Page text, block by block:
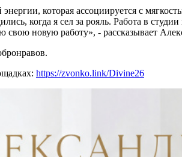
энергии, которая ассоциируется с
когда я сел за рояль. Работа в
свою новую работу», - рассказывает
https://zvonko.link/Divine26